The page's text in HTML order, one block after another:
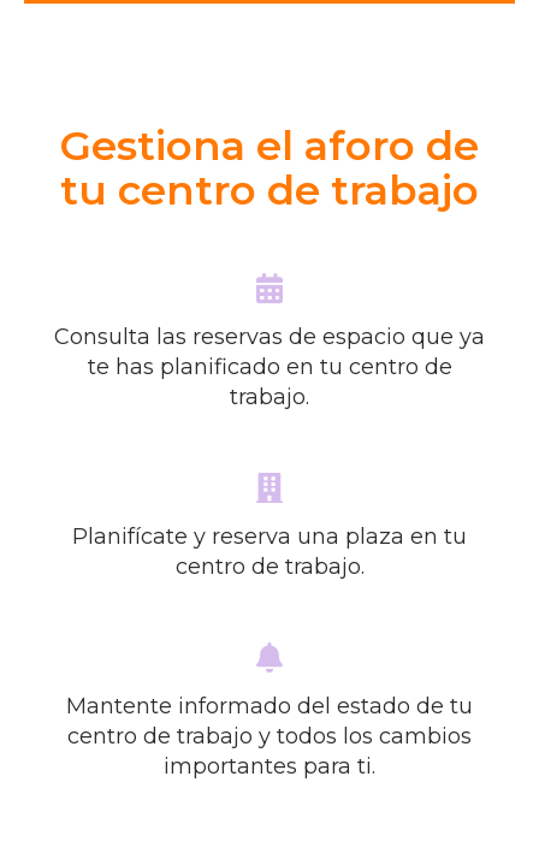
Gestiona el aforo de
tu centro de trabajo
Consulta las reservas de espacio que ya
te has planificado en tu centro de
trabajo.
Planifícate y reserva una plaza en tu
centro de trabajo.
Mantente informado del estado de tu
centro de trabajo y todos los cambios
importantes para ti.